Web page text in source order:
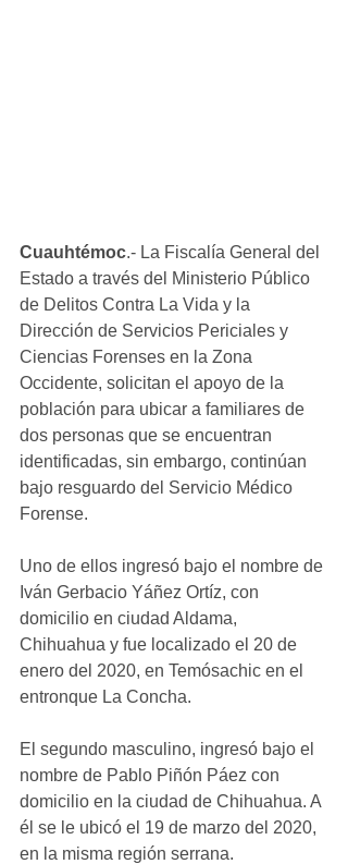
Cuauhtémoc.- La Fiscalía General del
Estado a través del Ministerio Público
de Delitos Contra La Vida y la
Dirección de Servicios Periciales y
Ciencias Forenses en la Zona
Occidente, solicitan el apoyo de la
población para ubicar a familiares de
dos personas que se encuentran
identificadas, sin embargo, continúan
bajo resguardo del Servicio Médico
Forense.
Uno de ellos ingresó bajo el nombre de
Iván Gerbacio Yáñez Ortíz, con
domicilio en ciudad Aldama,
Chihuahua y fue localizado el 20 de
enero del 2020, en Temósachic en el
entronque La Concha.
El segundo masculino, ingresó bajo el
nombre de Pablo Piñón Páez con
domicilio en la ciudad de Chihuahua. A
él se le ubicó el 19 de marzo del 2020,
en la misma región serrana.